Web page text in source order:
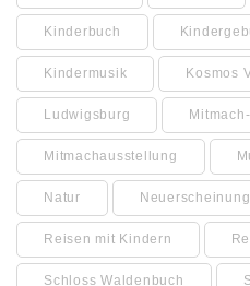
Kinderbuch
Kindermusik Kosmos
Ludwigsburg
Mitmachausstellung
Natur Neuerscheinung
Reisen mit Kindern
Schloss Waldenbuch